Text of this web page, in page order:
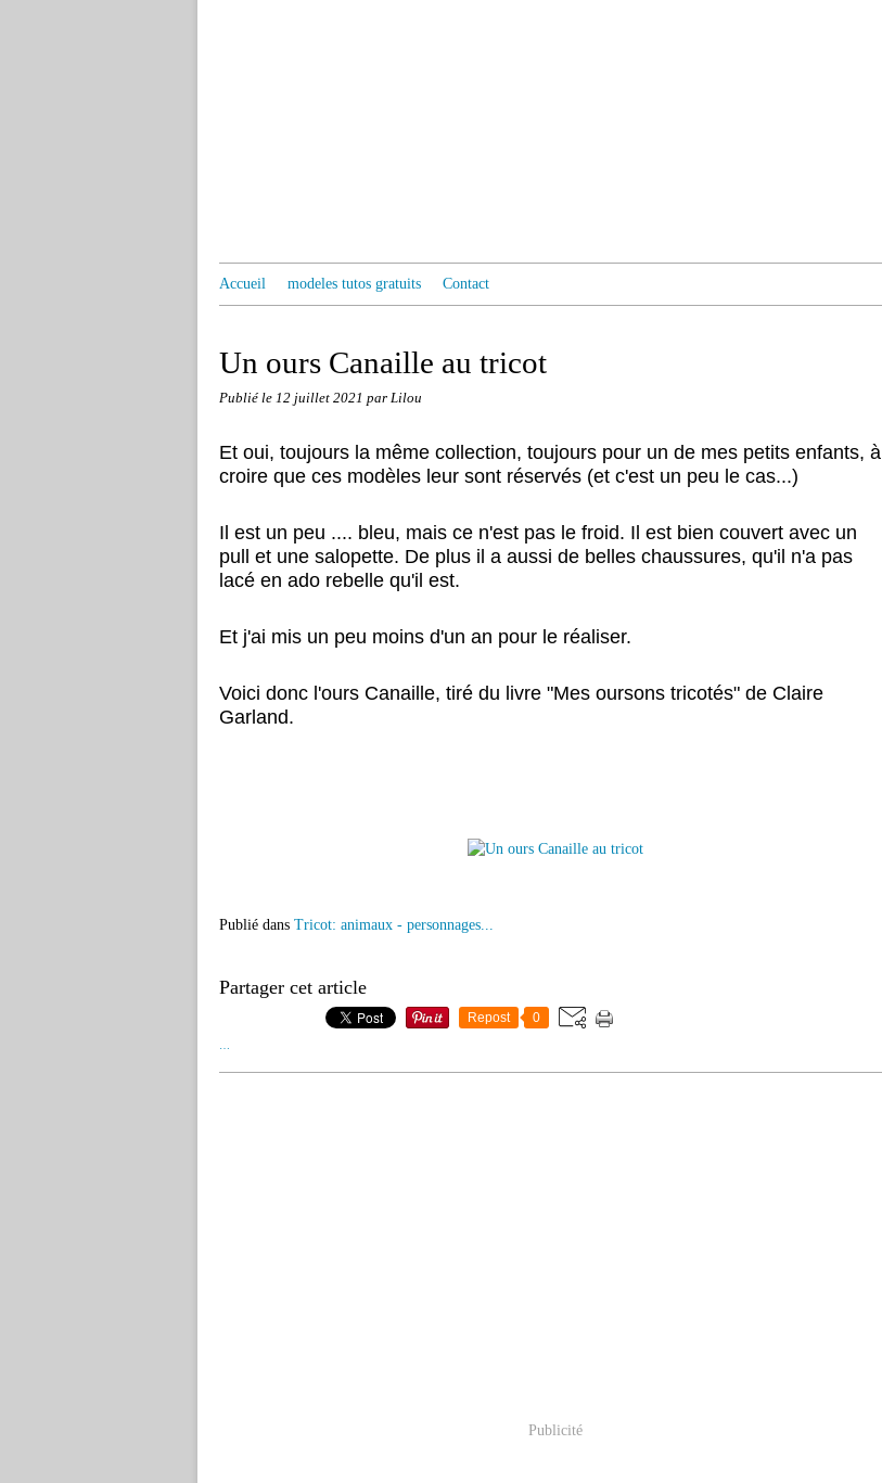
Accueil modeles tutos gratuits Contact
Un ours Canaille au tricot
Publié le 12 juillet 2021 par Lilou
Et oui, toujours la même collection, toujours pour un de mes petits enfants, à
croire que ces modèles leur sont réservés (et c'est un peu le cas...)
Il est un peu .... bleu, mais ce n'est pas le froid. Il est bien couvert avec un
pull et une salopette. De plus il a aussi de belles chaussures, qu'il n'a pas
lacé en ado rebelle qu'il est.
Et j'ai mis un peu moins d'un an pour le réaliser.
Voici donc l'ours Canaille, tiré du livre "Mes oursons tricotés" de Claire
Garland.
Publié dans Tricot: animaux - personnages...
Partager cet article
Repost 0
Publicité